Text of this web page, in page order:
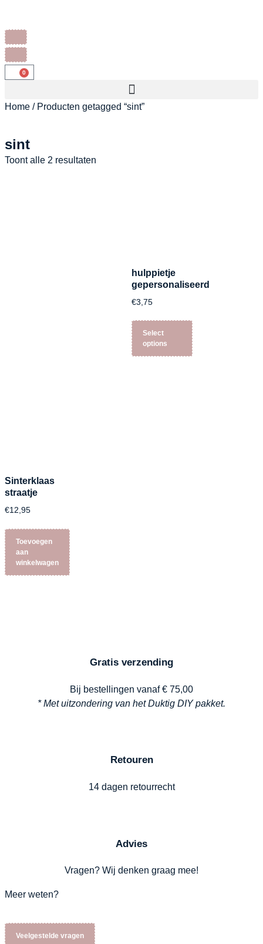
0
Home / Producten getagged “sint”
sint
Toont alle 2 resultaten
hulppietje
gepersonaliseerd
€3,75
Select
options
Sinterklaas
straatje
€12,95
Toevoegen
aan
winkelwagen
Gratis verzending
Bij bestellingen vanaf € 75,00
* Met uitzondering van het Duktig DIY pakket.
Retouren
14 dagen retourrecht
Advies
Vragen? Wij denken graag mee!
Meer weten?
Veelgestelde vragen